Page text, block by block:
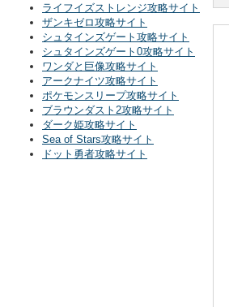
ライフイズストレンジ攻略サイト
ザンキゼロ攻略サイト
シュタインズゲート攻略サイト
シュタインズゲート0攻略サイト
ワンダと巨像攻略サイト
アークナイツ攻略サイト
ポケモンスリープ攻略サイト
ブラウンダスト2攻略サイト
ダーク姫攻略サイト
Sea of Stars攻略サイト
ドット勇者攻略サイト